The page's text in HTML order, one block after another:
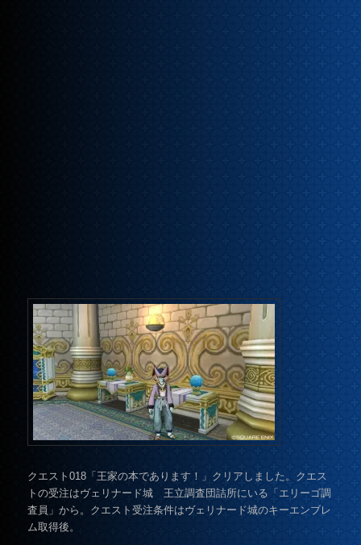
クエスト018「王家の本であります！」クリアしました。クエス
トの受注はヴェリナード城 王立調査団詰所にいる「エリーゴ調
査員」から。クエスト受注条件はヴェリナード城のキーエンブレ
ム取得後。